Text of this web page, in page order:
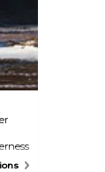
de ce